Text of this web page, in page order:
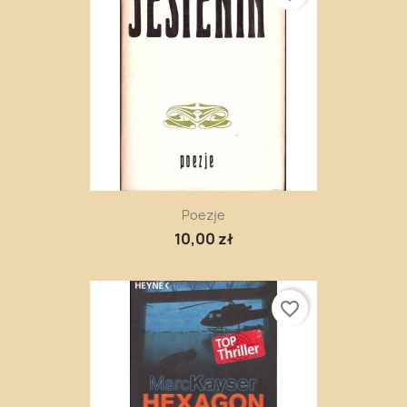
Poezje
10,00 zł
favorite_border